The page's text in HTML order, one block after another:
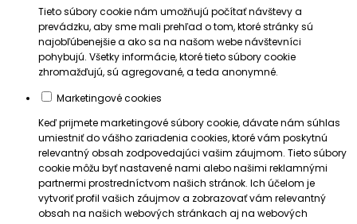
Tieto súbory cookie nám umožňujú počítať návštevy a
prevádzku, aby sme mali prehľad o tom, ktoré stránky sú
najobľúbenejšie a ako sa na našom webe návštevníci
pohybujú. Všetky informácie, ktoré tieto súbory cookie
zhromažďujú, sú agregované, a teda anonymné.
Marketingové cookies
Keď prijmete marketingové súbory cookie, dávate nám súhlas
umiestniť do vášho zariadenia cookies, ktoré vám poskytnú
relevantný obsah zodpovedajúci vašim záujmom. Tieto súbory
cookie môžu byť nastavené nami alebo našimi reklamnými
partnermi prostredníctvom našich stránok. Ich účelom je
vytvoriť profil vašich záujmov a zobrazovať vám relevantný
obsah na našich webových stránkach aj na webových